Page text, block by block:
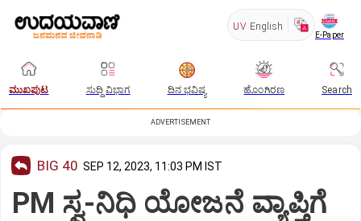
UV English
E-Paper
ಮುಖಪುಟ ಸುದ್ದಿ ವಿಭಾಗ ದಿನ ಭವಿಷ್ಯ ಹೊಂಗಿರಣ Search
ADVERTISEMENT
BIG 40 SEP 12, 2023, 11:03 PM IST
PM ಸ್ವ-ನಿಧಿ ಯೋಜನೆ ವ್ಯಾಪ್ತಿಗೆ